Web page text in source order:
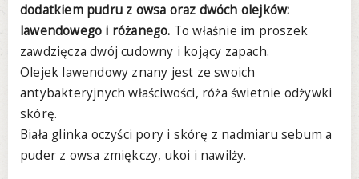
dodatkiem pudru z owsa oraz dwóch olejków:
lawendowego i różanego. To właśnie im proszek
zawdzięcza dwój cudowny i kojący zapach.
Olejek lawendowy znany jest ze swoich
antybakteryjnych właściwości, róża świetnie odżywki
skórę.
Biała glinka oczyści pory i skórę z nadmiaru sebum a
puder z owsa zmiękczy, ukoi i nawilży.